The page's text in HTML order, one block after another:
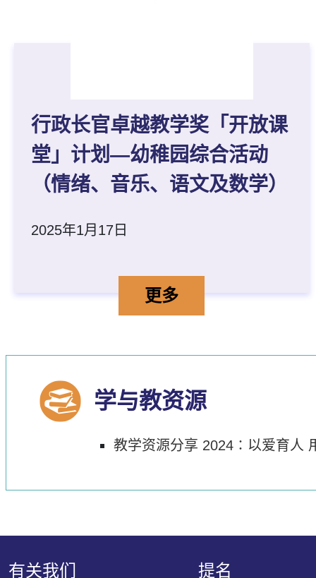
行政长官卓越教学奖「开放课
堂」计划—幼稚园综合活动
（情绪、音乐、语文及数学）
2025年1月17日
行政长官卓越教学奖
更多详情
学与教资源
教学资源分享 2024∶以爱育人
有关我们 提名